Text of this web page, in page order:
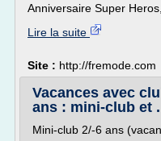
Anniversaire Super
Lire la suite
Site : http://fremode.com
Vacances avec
ans : mini-club et
Mini-club 2/-6 ans